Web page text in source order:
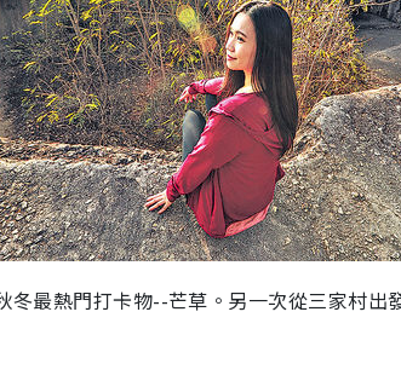
冬最熱門打卡物--芒草。另一次從三家村出